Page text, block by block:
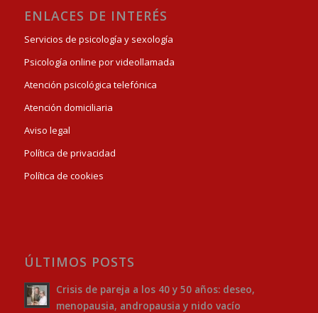
ENLACES DE INTERÉS
Servicios de psicología y sexología
Psicología online por videollamada
Atención psicológica telefónica
Atención domiciliaria
Aviso legal
Política de privacidad
Política de cookies
ÚLTIMOS POSTS
Crisis de pareja a los 40 y 50 años: deseo,
menopausia, andropausia y nido vacío